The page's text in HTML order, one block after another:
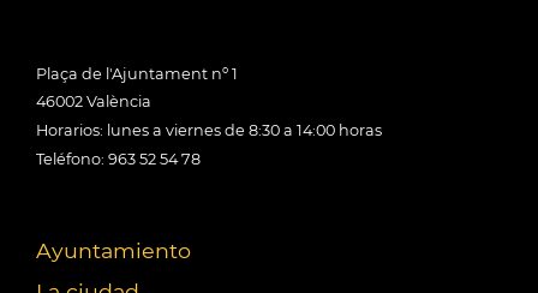
Plaça de l'Ajuntament nº 1
46002 València
Horarios: lunes a viernes de 8:30 a 14:00 horas
Teléfono: 963 52 54 78
Ayuntamiento